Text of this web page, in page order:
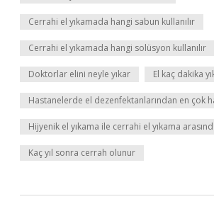
Cerrahi el yıkamada hangi sabun kullanılır
Cerrahi el yıkamada hangi solüsyon kullanılır
Doktorlar elini neyle yıkar El kaç dakika
Hastanelerde el dezenfektanlarından en çok
Hijyenik el yıkama ile cerrahi el yıkama
Kaç yıl sonra cerrah olunur